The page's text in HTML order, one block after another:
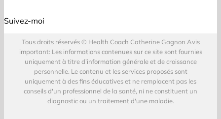
Suivez-moi
Tous droits réservés © Health Coach Catherine Gagnon Avis
important: Les informations contenues sur ce site sont fournies
uniquement à titre d’information générale et de croissance
personnelle. Le contenu et les services proposés sont
uniquement à des fins éducatives et ne remplacent pas les
conseils d'un professionnel de la santé, ni ne constituent un
diagnostic ou un traitement d'une maladie.